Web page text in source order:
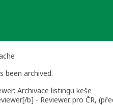
been archived.
Archivace listingu keše
b] - Reviewer pro ČR,